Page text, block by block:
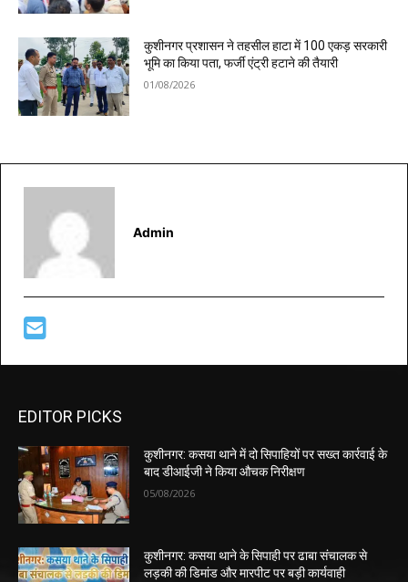
कुशीनगर प्रशासन ने तहसील हाटा में 100 एकड़ सरकारी
भूमि का किया पता, फर्जी एंट्री हटाने की तैयारी
01/08/2026
Admin
EDITOR PICKS
कुशीनगर: कसया थाने में दो सिपाहियों पर सख्त कार्रवाई के
बाद डीआईजी ने किया औचक निरीक्षण
05/08/2026
कुशीनगर: कसया थाने के सिपाही पर ढाबा संचालक से
लड़की की डिमांड और मारपीट पर बड़ी कार्यवाही